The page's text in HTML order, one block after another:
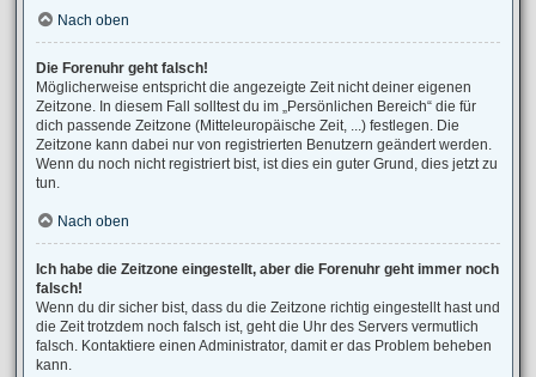
Nach oben
Die Forenuhr geht falsch!
Möglicherweise entspricht die angezeigte Zeit nicht deiner eigenen
Zeitzone. In diesem Fall solltest du im „Persönlichen Bereich“ die für
dich passende Zeitzone (Mitteleuropäische Zeit, ...) festlegen. Die
Zeitzone kann dabei nur von registrierten Benutzern geändert werden.
Wenn du noch nicht registriert bist, ist dies ein guter Grund, dies jetzt zu
tun.
Nach oben
Ich habe die Zeitzone eingestellt, aber die Forenuhr geht immer noch
falsch!
Wenn du dir sicher bist, dass du die Zeitzone richtig eingestellt hast und
die Zeit trotzdem noch falsch ist, geht die Uhr des Servers vermutlich
falsch. Kontaktiere einen Administrator, damit er das Problem beheben
kann.